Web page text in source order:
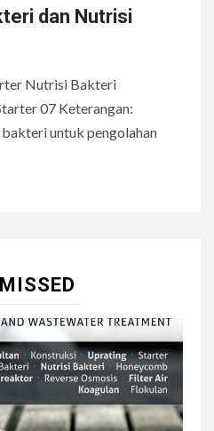
dan Nutrisi
Nutrisi Bakteri
07 Keterangan:
untuk pengolahan